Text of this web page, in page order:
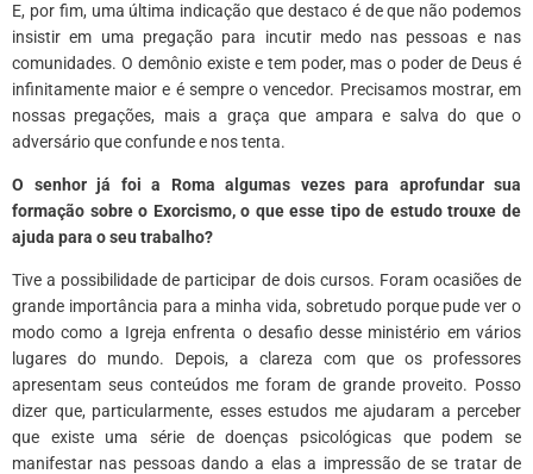
E, por fim, uma última indicação que destaco é de que não podemos
insistir em uma pregação para incutir medo nas pessoas e nas
comunidades. O demônio existe e tem poder, mas o poder de Deus é
infinitamente maior e é sempre o vencedor. Precisamos mostrar, em
nossas pregações, mais a graça que ampara e salva do que o
adversário que confunde e nos tenta.
O senhor já foi a Roma algumas vezes para aprofundar sua
formação sobre o Exorcismo, o que esse tipo de estudo trouxe de
ajuda para o seu trabalho?
Tive a possibilidade de participar de dois cursos. Foram ocasiões de
grande importância para a minha vida, sobretudo porque pude ver o
modo como a Igreja enfrenta o desafio desse ministério em vários
lugares do mundo. Depois, a clareza com que os professores
apresentam seus conteúdos me foram de grande proveito. Posso
dizer que, particularmente, esses estudos me ajudaram a perceber
que existe uma série de doenças psicológicas que podem se
manifestar nas pessoas dando a elas a impressão de se tratar de